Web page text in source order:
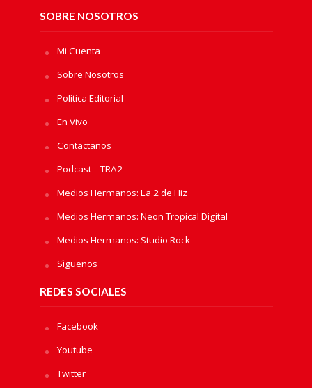
SOBRE NOSOTROS
Mi Cuenta
Sobre Nosotros
Política Editorial
En Vivo
Contactanos
Podcast – TRA2
Medios Hermanos: La 2 de Hiz
Medios Hermanos: Neon Tropical Digital
Medios Hermanos: Studio Rock
Sìguenos
REDES SOCIALES
Facebook
Youtube
Twitter